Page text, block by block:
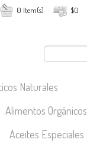
$0
0 Item(s)
Naturales
Alimentos Orgánicos
Aceites Especiales